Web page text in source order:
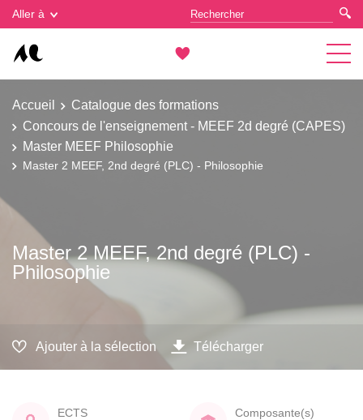
Aller à
Accueil
Catalogue des formations
Concours de l'enseignement - MEEF 2d degré (CAPES)
Master MEEF Philosophie
Master 2 MEEF, 2nd degré (PLC) - Philosophie
Master 2 MEEF, 2nd degré (PLC) -
Philosophie
Ajouter à la sélection Télécharger
ECTS
Composante(s)
Gestion des cookies